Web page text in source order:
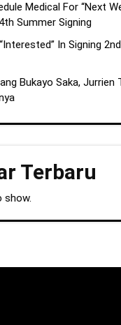
Medical For “Next
Summer Signing
In Signing
Bukayo Saka, Jurrien
Terbaru
show.